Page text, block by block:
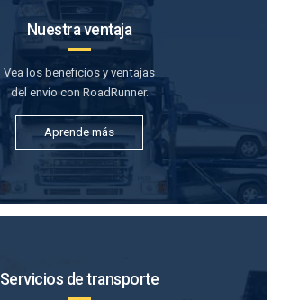
Nuestra ventaja
Vea los beneficios y ventajas
del envío con RoadRunner.
Aprende más
Servicios de transporte